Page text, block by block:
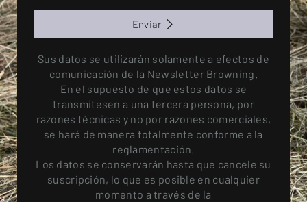
Enviar
Sus datos se utilizarán solamente a efectos de
comunicación de la Newsletter Browning.
En el supuesto de que estos datos se
transmitesen a una tercera persona, por
razones técnicas y no por razones comerciales,
se hará de manera totalmente conforme a la
reglamentación.
Los datos se conservarán hasta que cancele su
suscripción, lo que es posible en cualquier
momento a través de la